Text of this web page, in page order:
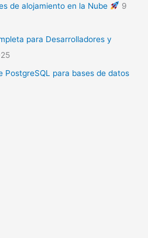
de alojamiento en la Nube
9
para Desarrolladores y
PostgreSQL para bases de datos